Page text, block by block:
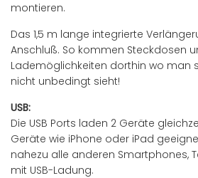
montieren.
Das 1,5 m lange integrierte
Anschluß. So kommen Steckdosen
Lademöglichkeiten dorthin wo man
nicht unbedingt sieht!
USB:
Die USB Ports laden 2 Geräte
Geräte wie iPhone oder iPad
nahezu alle anderen Smartphones,
mit USB-Ladung.